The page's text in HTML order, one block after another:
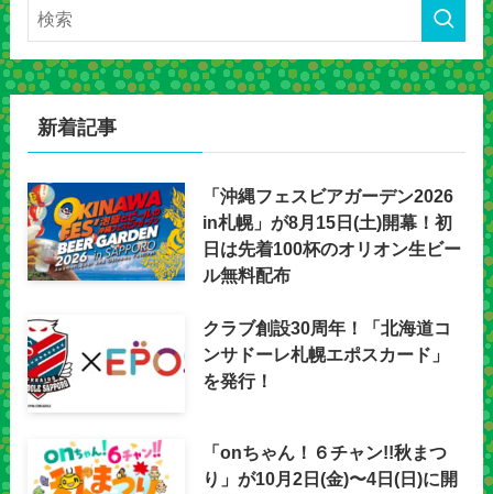
新着記事
「沖縄フェスビアガーデン2026
in札幌」が8月15日(土)開幕！初
日は先着100杯のオリオン生ビー
ル無料配布
クラブ創設30周年！「北海道コ
ンサドーレ札幌エポスカード」
を発行！
「onちゃん！６チャン!!秋まつ
り」が10月2日(金)〜4日(日)に開